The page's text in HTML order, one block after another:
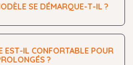
SE DÉMARQUE-T-IL ?
EST-IL CONFORTABLE POUR
?